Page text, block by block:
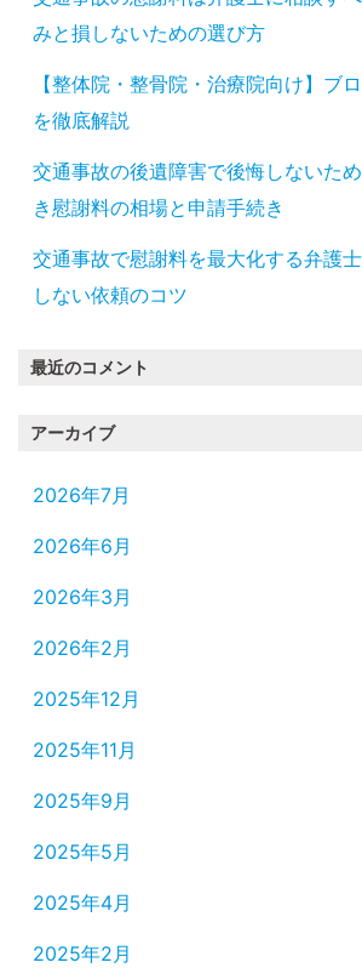
みと損しないための選び方
【整体院・整骨院・治療院向け】ブ
を徹底解説
交通事故の後遺障害で後悔しないた
き慰謝料の相場と申請手続き
交通事故で慰謝料を最大化する弁護
しない依頼のコツ
最近のコメント
アーカイブ
2026年7月
2026年6月
2026年3月
2026年2月
2025年12月
2025年11月
2025年9月
2025年5月
2025年4月
2025年2月